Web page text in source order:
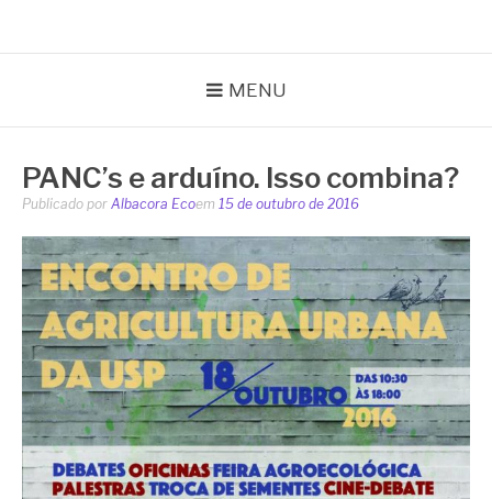
MENU
PANC’s e arduíno. Isso combina?
Publicado por Albacora Ecoem 15 de outubro de 2016